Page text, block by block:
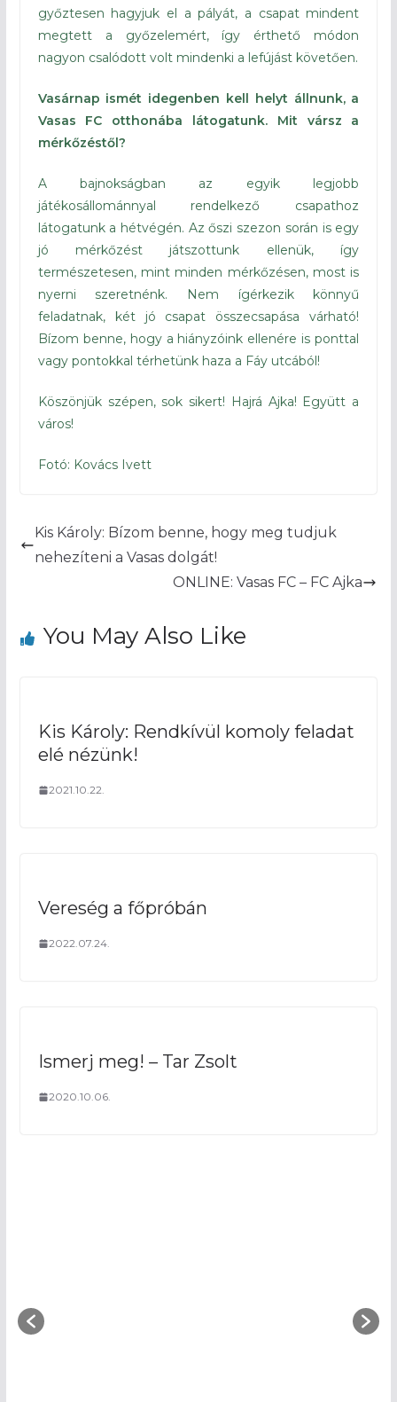
győztesen hagyjuk el a pályát, a csapat mindent
megtett a győzelemért, így érthető módon
nagyon csalódott volt mindenki a lefújást követően.
Vasárnap ismét idegenben kell helyt állnunk, a
Vasas FC otthonába látogatunk. Mit vársz a
mérkőzéstől?
A bajnokságban az egyik legjobb
játékosállománnyal rendelkező csapathoz
látogatunk a hétvégén. Az őszi szezon során is egy
jó mérkőzést játszottunk ellenük, így
természetesen, mint minden mérkőzésen, most is
nyerni szeretnénk. Nem ígérkezik könnyű
feladatnak, két jó csapat összecsapása várható!
Bízom benne, hogy a hiányzóink ellenére is ponttal
vagy pontokkal térhetünk haza a Fáy utcából!
Köszönjük szépen, sok sikert! Hajrá Ajka! Együtt a
város!
Fotó: Kovács Ivett
Kis Károly: Bízom benne, hogy meg tudjuk
nehezíteni a Vasas dolgát!
ONLINE: Vasas FC – FC Ajka
You May Also Like
Kis Károly: Rendkívül komoly feladat
elé nézünk!
2021.10.22.
Vereség a főpróbán
2022.07.24.
Ismerj meg! – Tar Zsolt
2020.10.06.